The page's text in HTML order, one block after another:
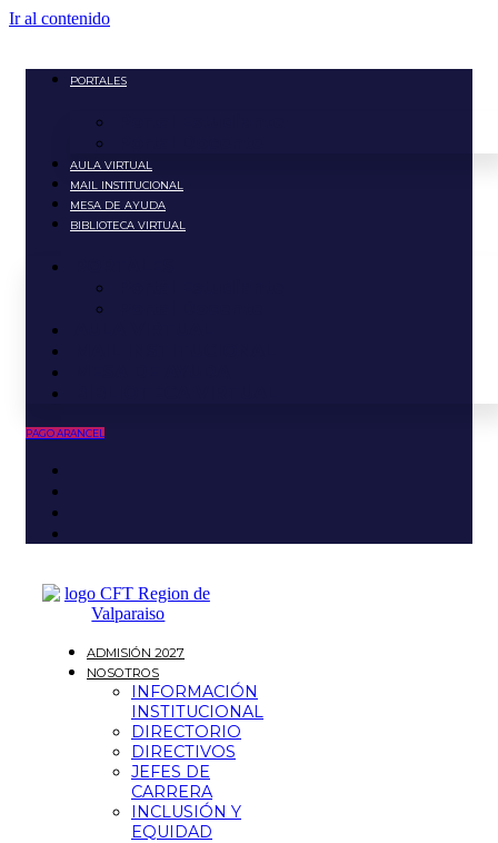
Ir al contenido
PORTALES
AULA VIRTUAL
MAIL INSTITUCIONAL
MESA DE AYUDA
BIBLIOTECA VIRTUAL
PAGO ARANCEL
ADMISIÓN 2027
NOSOTROS
INFORMACIÓN
INSTITUCIONAL
DIRECTORIO
DIRECTIVOS
JEFES DE
CARRERA
INCLUSIÓN Y
EQUIDAD